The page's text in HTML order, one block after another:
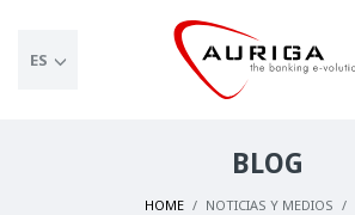
ES
BLOG
HOME NOTICIAS Y MEDIOS